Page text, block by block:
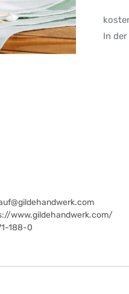
In
www.gildehandwerk.com/
188-0